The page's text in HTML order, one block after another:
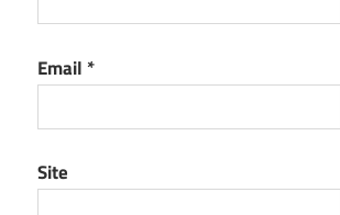
Email *
Site